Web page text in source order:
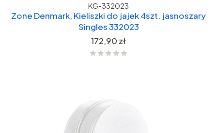
KG-332023
Zone Denmark, Kieliszki do jajek 4szt. jasnoszary
Singles 332023
Cena
172,90 zł